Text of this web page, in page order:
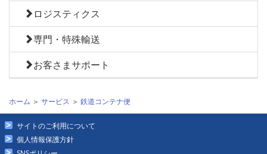
ロジスティクス
専門・特殊輸送
お客さまサポート
ホーム ＞ サービス ＞ 鉄道コンテナ便
サイトのご利用について
個人情報保護方針